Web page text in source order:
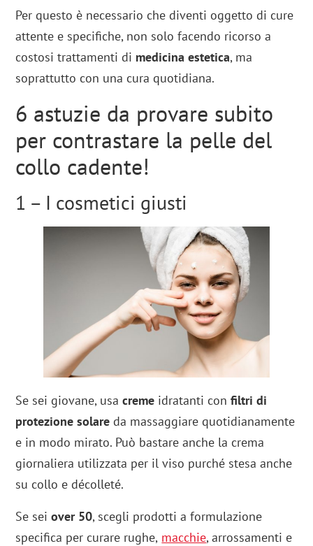
Per questo è necessario che diventi oggetto di cure
attente e specifiche, non solo facendo ricorso a
costosi trattamenti di medicina estetica, ma
soprattutto con una cura quotidiana.
6 astuzie da provare subito
per contrastare la pelle del
collo cadente!
1 – I cosmetici giusti
Se sei giovane, usacreme idratanti confiltri di
protezione solare da massaggiare quotidianamente
e in modo mirato. Può bastare anche la crema
giornaliera utilizzata per il viso purché stesa anche
su collo e décolleté.
Se seiover 50, scegli prodotti a formulazione
specifica per curare rughe, macchie, arrossamenti e